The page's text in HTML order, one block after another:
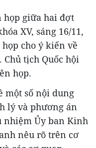
giữa hai đợt
XV, sáng 16/11,
cho ý kiến về
tịch Quốc hội
họp.
một số nội dung
lý và phương án
nhiệm Ủy ban Kinh
nêu rõ trên cơ